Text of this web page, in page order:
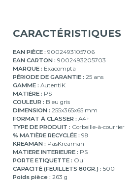
CARACTÉRISTIQUES
EAN PIÈCE : 9002493105706
EAN CARTON : 9002493205703
MARQUE : Exacompta
PÉRIODE DE GARANTIE : 25 ans
GAMME : AutentiK
MATIÈRE : PS
COULEUR : Bleu gris
DIMENSION : 255x365x65 mm
FORMAT À CLASSER : A4+
TYPE DE PRODUIT : Corbeille-à-courrier
% MATIÈRE RECYCLÉE : 98
KREAMAN : PasKreaman
MATIERE INTERIEURE : PS
PORTE ETIQUETTE : Oui
CAPACITÉ (FEUILLETS 80GR.) : 500
Poids pièce : 263 g